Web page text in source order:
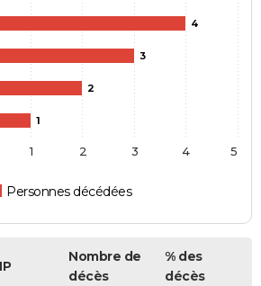
4
3
2
1
Personnes décédées
1 2 3 4 5
Nombre de
décès
% des
décès